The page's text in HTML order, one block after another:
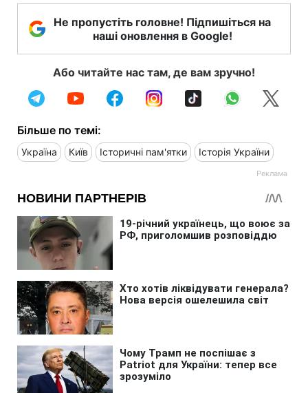
Не пропустіть головне! Підпишіться на
наші оновлення в Google!
Або читайте нас там, де вам зручно!
Більше по темі:
Україна Київ Історичні пам'ятки Історія України